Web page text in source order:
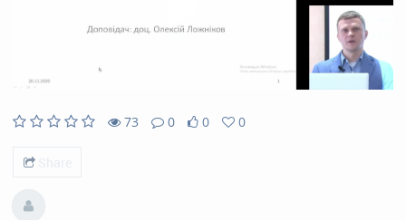
73
0
0
0
Share